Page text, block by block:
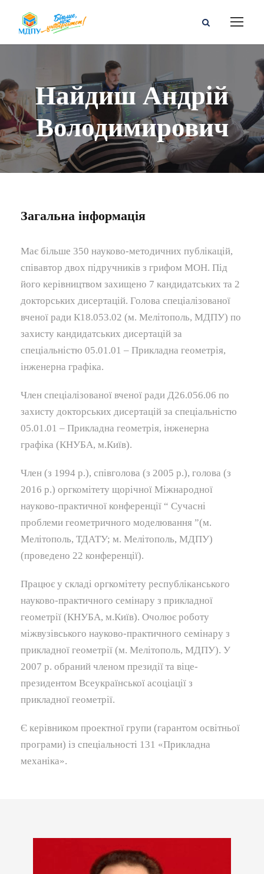
Найдиш Андрій
Володимирович
Загальна інформація
Має більше 350 науково-методичних публікацій,
співавтор двох підручників з грифом МОН. Під
його керівництвом захищено 7 кандидатських та 2
докторських дисертацій. Голова спеціалізованої
вченої ради К18.053.02 (м. Мелітополь, МДПУ) по
захисту кандидатських дисертацій за
спеціальністю 05.01.01 – Прикладна геометрія,
інженерна графіка.
Член спеціалізованої вченої ради Д26.056.06 по
захисту докторських дисертацій за спеціальністю
05.01.01 – Прикладна геометрія, інженерна
графіка (КНУБА, м.Київ).
Член (з 1994 р.), співголова (з 2005 р.), голова (з
2016 р.) оргкомітету щорічної Міжнародної
науково-практичної конференції “ Сучасні
проблеми геометричного моделювання ”(м.
Мелітополь, ТДАТУ; м. Мелітополь, МДПУ)
(проведено 22 конференції).
Працює у складі оргкомітету республіканського
науково-практичного семінару з прикладної
геометрії (КНУБА, м.Київ). Очолює роботу
міжвузівського науково-практичного семінару з
прикладної геометрії (м. Мелітополь, МДПУ). У
2007 р. обраний членом президії та віце-
президентом Всеукраїнської асоціації з
прикладної геометрії.
Є керівником проектної групи (гарантом освітньої
програми) із спеціальності 131 «Прикладна
механіка».